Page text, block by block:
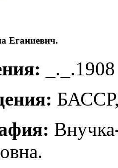
Еганиевич.
_._.1908